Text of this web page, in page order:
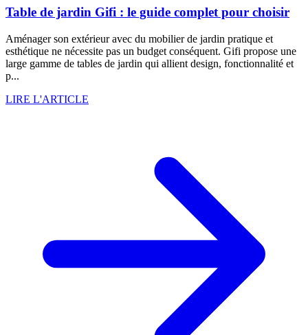
Table de jardin Gifi : le guide complet pour choisir
Aménager son extérieur avec du mobilier de jardin pratique et
esthétique ne nécessite pas un budget conséquent. Gifi propose une
large gamme de tables de jardin qui allient design, fonctionnalité et
p...
LIRE L'ARTICLE